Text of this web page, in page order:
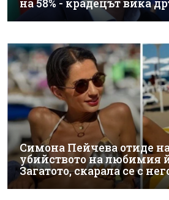
на 58% - крадецът вика
Симона Пейчева отиде
убийството на любимия
Загатото, скарала се с